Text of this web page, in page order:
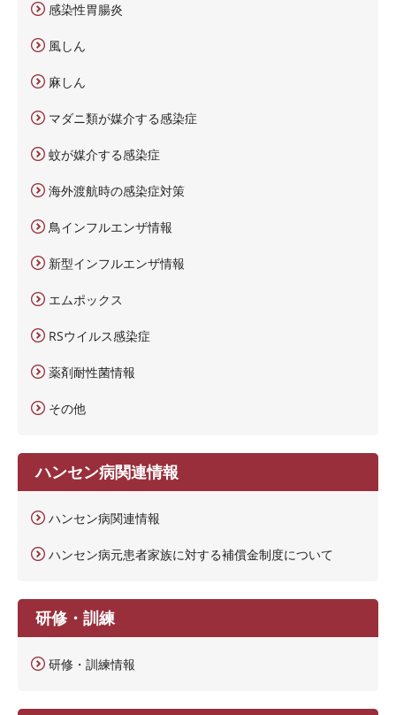
感染性胃腸炎
風しん
麻しん
マダニ類が媒介する感染症
蚊が媒介する感染症
海外渡航時の感染症対策
鳥インフルエンザ情報
新型インフルエンザ情報
エムポックス
RSウイルス感染症
薬剤耐性菌情報
その他
ハンセン病関連情報
ハンセン病関連情報
ハンセン病元患者家族に対する補償金制度について
研修・訓練
研修・訓練情報